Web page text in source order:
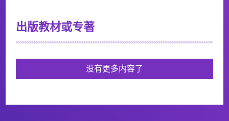
出版教材或专著
没有更多内容了